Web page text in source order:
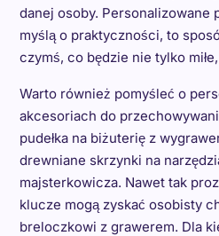
danej osoby. Personalizowane
myślą o praktyczności, to
czymś, co będzie nie tylko
Warto również pomyśleć o
akcesoriach do
pudełka na biżuterię z
drewniane skrzynki na
majsterkowicza. Nawet tak
klucze mogą zyskać osobisty
breloczkowi z grawerem. Dla